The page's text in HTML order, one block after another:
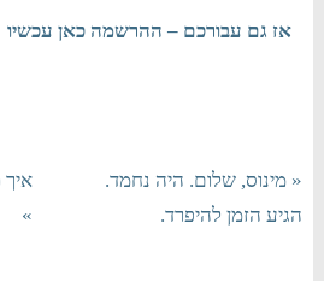
אז גם עבורכם – ההרשמה כאן עכשיו
« מינוס, שלום. היה נחמד.
הגיע הזמן להיפרד.
»